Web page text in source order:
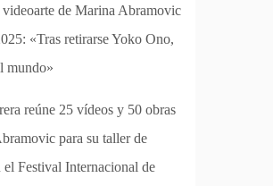
videoarte de Marina Abramovic
«Tras retirarse Yoko Ono,
mundo»
reúne 25 vídeos y 50 obras
para su taller de
el Festival Internacional de